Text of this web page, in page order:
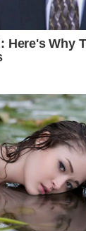
17 tahun
khidmat
lebih tiga
dalam
negara.